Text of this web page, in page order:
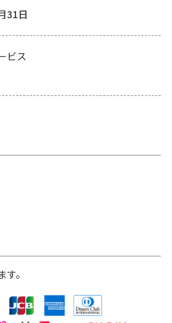
31日
ビス
。